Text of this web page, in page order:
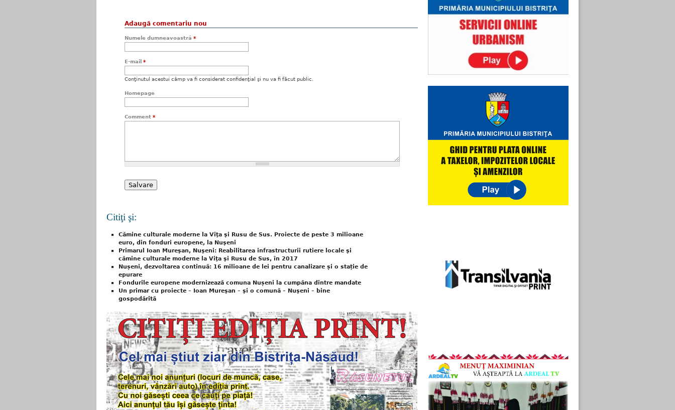
Adaugă comentariu nou
Numele dumneavoastră *
E-mail *
Conţinutul acestui câmp va fi considerat confidenţial şi nu va fi făcut public.
Homepage
Comment *
Citiţi şi:
Cămine culturale moderne la Viţa şi Rusu de Sus. Proiecte de peste 3 milioane
euro, din fonduri europene, la Nuşeni
Primarul Ioan Mureşan, Nuşeni: Reabilitarea infrastructurii rutiere locale şi
cămine culturale moderne la Viţa şi Rusu de Sus, în 2017
Nușeni, dezvoltarea continuă: 16 milioane de lei pentru canalizare și o stație de
epurare
Fondurile europene modernizează comuna Nușeni la cumpăna dintre mandate
Un primar cu proiecte – Ioan Mureşan – şi o comună – Nuşeni – bine
gospodărită